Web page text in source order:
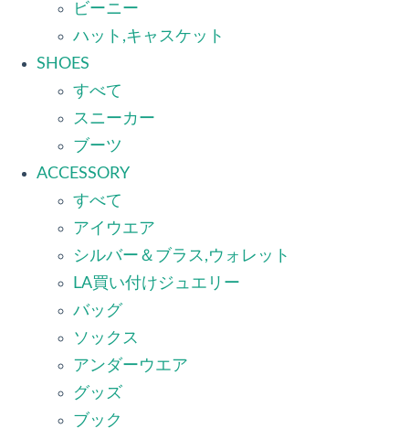
ビーニー
ハット,キャスケット
SHOES
すべて
スニーカー
ブーツ
ACCESSORY
すべて
アイウエア
シルバー＆ブラス,ウォレット
LA買い付けジュエリー
バッグ
ソックス
アンダーウエア
グッズ
ブック